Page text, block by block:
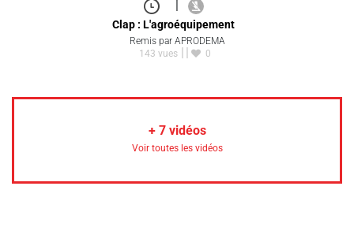
Clap : L'agroéquipement
Remis par APRODEMA
143 vues
0
+ 7vidéos
Voir toutes les vidéos